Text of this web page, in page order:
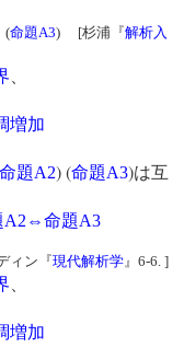
(命題A3) [杉浦『解析入
増加
命題A2) (命題A3)は互
A2 ⇔命題A3
ィン『現代解析学』6-6. ]
増加